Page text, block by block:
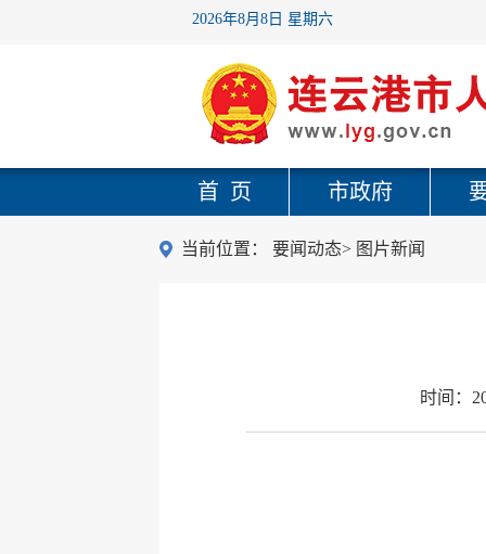
2026年8月8日 星期六
首 页 市政府
当前位置： 要闻动态> 图片新闻
时间：